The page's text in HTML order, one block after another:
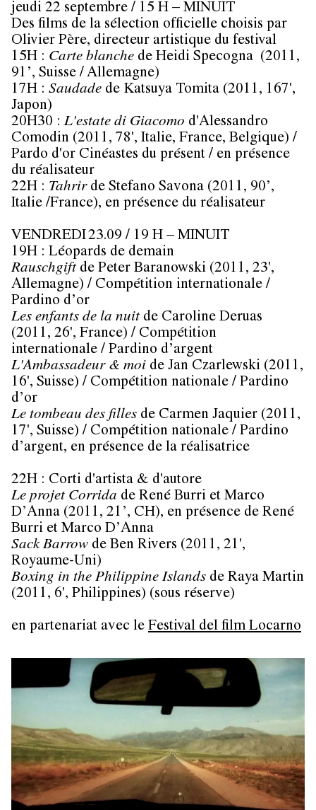
jeudi 22 septembre / 15 H – MINUIT
Des films de la sélection officielle choisis par
Olivier Père, directeur artistique du festival
15H : Carte blanche de Heidi Specogna (2011,
91’, Suisse / Allemagne)
17H : Saudade de Katsuya Tomita (2011, 167',
Japon)
20H30 : L'estate di Giacomo d'Alessandro
Comodin (2011, 78', Italie, France, Belgique) /
Pardo d'or Cinéastes du présent / en présence
du réalisateur
22H : Tahrirde Stefano Savona (2011, 90’,
Italie /France), en présence du réalisateur
VENDREDI 23.09 / 19 H – MINUIT
19H : Léopards de demain
Rauschgiftde Peter Baranowski (2011, 23',
Allemagne) / Compétition internationale /
Pardino d’or
Les enfants de la nuitde Caroline Deruas
(2011, 26', France) / Compétition
internationale / Pardino d’argent
L'Ambassadeur & moi de Jan Czarlewski (2011,
16', Suisse) / Compétition nationale / Pardino
d’or
Le tombeau des filles de Carmen Jaquier (2011,
17', Suisse) / Compétition nationale / Pardino
d’argent, en présence de la réalisatrice
22H : Corti d'artista & d'autore
Le projet Corrida de René Burri et Marco
D’Anna (2011, 21’, CH), en présence de René
Burri et Marco D’Anna
Sack Barrow de Ben Rivers (2011, 21',
Royaume-Uni)
Boxing in the Philippine Islands de Raya Martin
(2011, 6', Philippines) (sous réserve)
en partenariat avec le Festival del film Locarno